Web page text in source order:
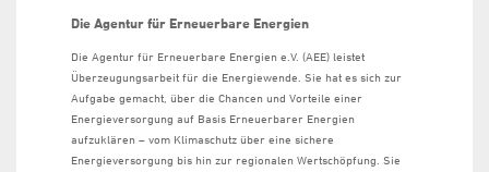
Die Agentur für Erneuerbare Energien
Die Agentur für Erneuerbare Energien e.V. (AEE) leistet
Überzeugungsarbeit für die Energiewende. Sie hat es sich zur
Aufgabe gemacht, über die Chancen und Vorteile einer
Energieversorgung auf Basis Erneuerbarer Energien
aufzuklären – vom Klimaschutz über eine sichere
Energieversorgung bis hin zur regionalen Wertschöpfung. Sie